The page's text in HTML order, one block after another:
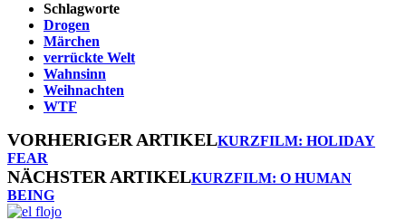
Schlagworte
Drogen
Märchen
verrückte Welt
Wahnsinn
Weihnachten
WTF
VORHERIGER ARTIKELKURZFILM: HOLIDAY
FEAR
NÄCHSTER ARTIKELKURZFILM: O HUMAN
BEING